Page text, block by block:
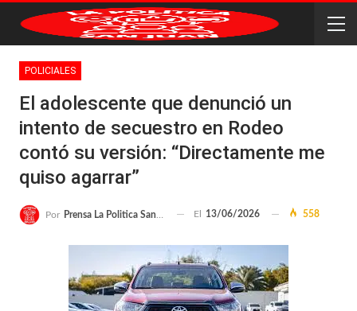
POLICIALES
El adolescente que denunció un
intento de secuestro en Rodeo
contó su versión: “Directamente me
quiso agarrar”
Por Prensa La Politica San Juan El 13/06/2026 558